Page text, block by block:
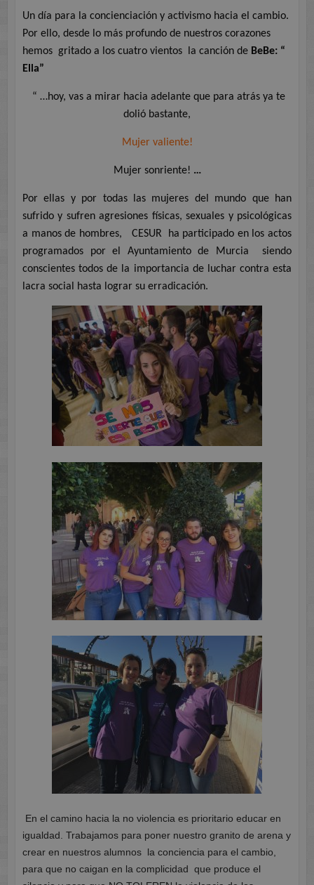
Un día para la concienciación y activismo hacia el cambio.
Por ello, desde lo más profundo de nuestros corazones
hemos gritado a los cuatro vientos la canción de BeBe: “
Ella”
“ …hoy, vas a mirar hacia adelante que para atrás ya te
dolió bastante,
Mujer valiente!
Mujer sonriente! …
Por ellas y por todas las mujeres del mundo que han
sufrido y sufren agresiones físicas, sexuales y psicológicas
a manos de hombres,
CESUR
ha participado en los actos
programados por el Ayuntamiento de Murcia
siendo
conscientes todos de la importancia de luchar contra esta
lacra social hasta lograr su erradicación.
En el camino hacia la no violencia es prioritario educar en
igualdad. Trabajamos para poner nuestro granito de arena y
crear en nuestros alumnos la conciencia para el cambio,
para que no caigan en la complicidad que produce el